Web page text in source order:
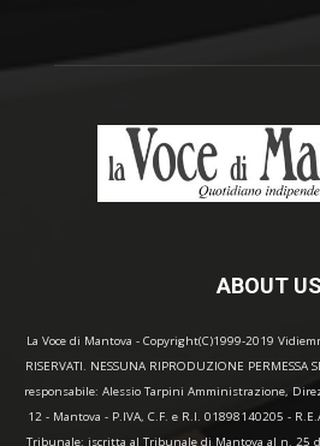
ABOUT US
La Voce di Mantova - Copyright(C)1999-2019
RISERVATI. NESSUNA RIPRODUZIONE
responsabile: Alessio Tarpini Amministrazione,
12 - Mantova - P.IVA, C.F. e R.I. 01898140205 -
Tribunale: iscritta al Tribunale di Mantova al n. 25